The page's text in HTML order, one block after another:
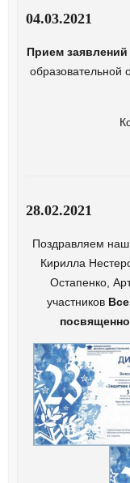
04.03.2021
Прием заявлений
образовательной
28.02.2021
Поздравляем
Кирилла
Остапенко,
участников